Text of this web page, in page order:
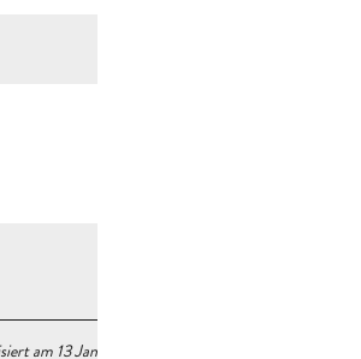
am 13 Januar 2026 Um 16:47